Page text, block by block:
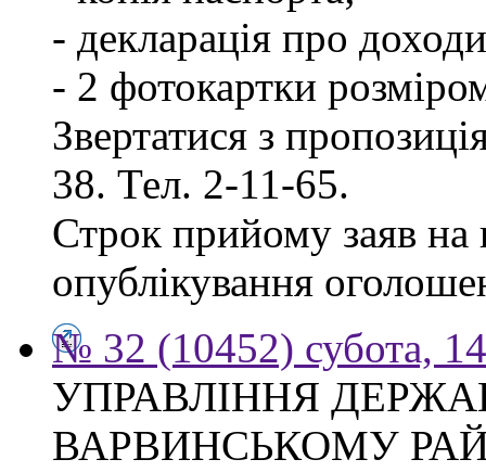
- декларація про
- 2 фотокартки
Звертатися з
38. Тел. 2-11-65.
Строк прийому заяв на
опублікування
№ 32 (10452) субота,
УПРАВЛІННЯ
ВАРВИНСЬКОМУ